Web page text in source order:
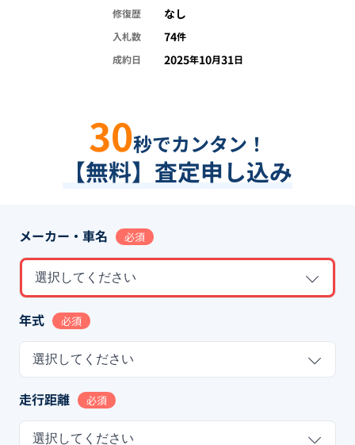
修復歴
なし
入札数 74件
成約日
2025年10月31日
30秒でカンタン！
【無料】査定申し込み
メーカー・車名 必須
選択してください
年式 必須
選択してください
走行距離 必須
選択してください